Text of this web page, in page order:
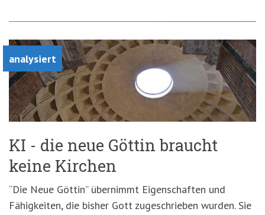
analysiert
KI - die neue Göttin braucht
keine Kirchen
“Die Neue Göttin” übernimmt Eigenschaften und
Fähigkeiten, die bisher Gott zugeschrieben wurden. Sie